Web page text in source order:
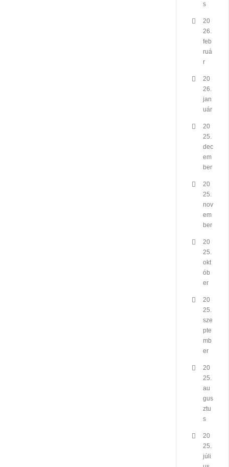
s
20
26.
feb
ruá
r
20
26.
jan
uár
20
25.
dec
em
ber
20
25.
nov
em
ber
20
25.
okt
ób
er
20
25.
sze
pte
mb
er
20
25.
au
gus
ztu
s
20
25.
júli